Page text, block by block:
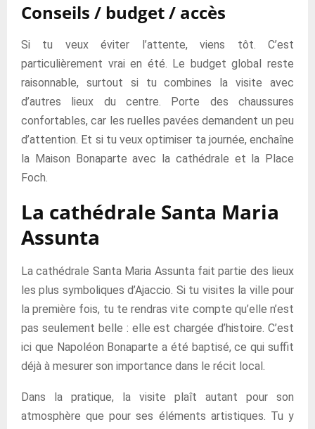
Conseils / budget / accès
Si tu veux éviter l’attente, viens tôt. C’est
particulièrement vrai en été. Le budget global reste
raisonnable, surtout si tu combines la visite avec
d’autres lieux du centre. Porte des chaussures
confortables, car les ruelles pavées demandent un peu
d’attention. Et si tu veux optimiser ta journée, enchaîne
la Maison Bonaparte avec la cathédrale et la Place
Foch.
La cathédrale Santa Maria
Assunta
La cathédrale Santa Maria Assunta fait partie des lieux
les plus symboliques d’Ajaccio. Si tu visites la ville pour
la première fois, tu te rendras vite compte qu’elle n’est
pas seulement belle : elle est chargée d’histoire. C’est
ici que Napoléon Bonaparte a été baptisé, ce qui suffit
déjà à mesurer son importance dans le récit local.
Dans la pratique, la visite plaît autant pour son
atmosphère que pour ses éléments artistiques. Tu y